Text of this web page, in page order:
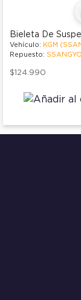
Vehículo: KGM
Repuesto:
$124.990